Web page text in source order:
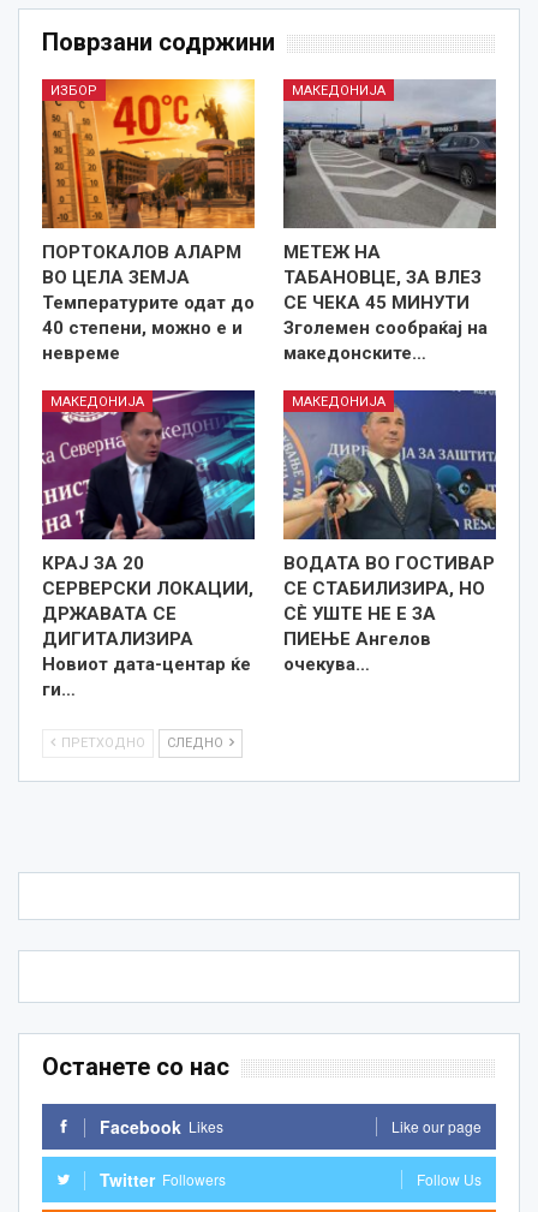
Поврзани содржини
ИЗБОР
ПОРТОКАЛОВ АЛАРМ
ВО ЦЕЛА ЗЕМЈА
Температурите одат до
40 степени, можно е и
невреме
МАКЕДОНИЈА
МЕТЕЖ НА
ТАБАНОВЦЕ, ЗА ВЛЕЗ
СЕ ЧЕКА 45 МИНУТИ
Зголемен сообраќај на
македонските…
МАКЕДОНИЈА
КРАЈ ЗА 20
СЕРВЕРСКИ ЛОКАЦИИ,
ДРЖАВАТА СЕ
ДИГИТАЛИЗИРА
Новиот дата-центар ќе
ги…
МАКЕДОНИЈА
ВОДАТА ВО ГОСТИВАР
СЕ СТАБИЛИЗИРА, НО
СÈ УШТЕ НЕ Е ЗА
ПИЕЊЕ Ангелов
очекува…
ПРЕТХОДНО СЛЕДНО
Останете со нас
Facebook Likes Like our page
Twitter Followers Follow Us